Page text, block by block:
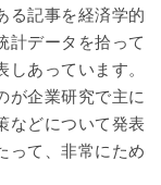
る記事を経済学的
計データを拾って
あっています。
が企業研究で主に
などについて発表
って、非常にため